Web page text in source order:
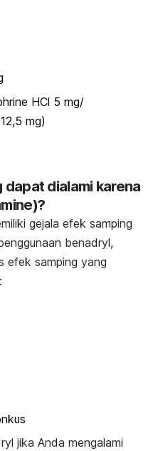
HCl 5 mg/
mg)
dapat dialami karena
gejala efek samping
benadryl,
efek samping yang
jika Anda mengalami